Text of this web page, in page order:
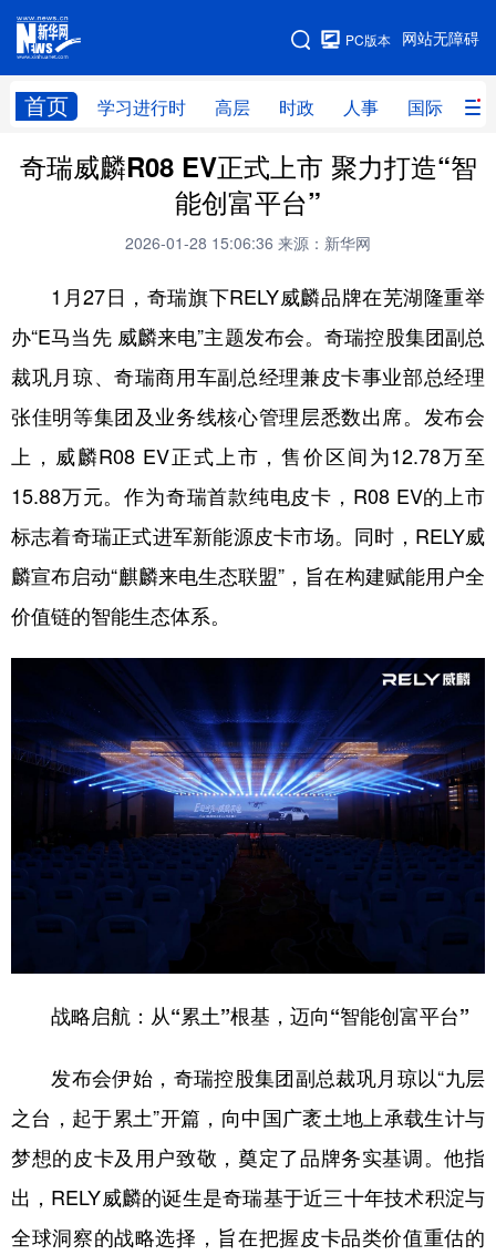
网站无障碍
PC版本
首页 学习进行时 高层 时政 人事 国际 财
网站地图
学习进行时 高层 时政 人事
财经 网评
科技 科创 量子 体育
文化 健康 军事
法律 中央文件 金融
食品 人居 信息化 数字经济
学术中国 乡村振兴 银龄 溯源中国
城市 旅游 能源 会展
彩票 娱乐
上市公司
文化产业
地方频道
北京 天津 河北
辽宁 上海 江苏
安徽 江西
四川 贵州 云南 西藏
奇瑞威麟R08 EV正式上市 聚力打造“智
能创富平台”
2026-01-28 15:06:36 来源：新华网
1月27日，奇瑞旗下RELY威麟品牌在芜湖隆重举
办“E马当先 威麟来电”主题发布会。奇瑞控股集团副总
裁巩月琼、奇瑞商用车副总经理兼皮卡事业部总经理
张佳明等集团及业务线核心管理层悉数出席。发布会
上，威麟R08 EV正式上市，售价区间为12.78万至
15.88万元。作为奇瑞首款纯电皮卡，R08 EV的上市
标志着奇瑞正式进军新能源皮卡市场。同时，RELY威
麟宣布启动“麒麟来电生态联盟”，旨在构建赋能用户全
价值链的智能生态体系。
战略启航：从“累土”根基，迈向“智能创富平台”
发布会伊始，奇瑞控股集团副总裁巩月琼以“九层
之台，起于累土”开篇，向中国广袤土地上承载生计与
梦想的皮卡及用户致敬，奠定了品牌务实基调。他指
出，RELY威麟的诞生是奇瑞基于近三十年技术积淀与
全球洞察的战略选择，旨在把握皮卡品类价值重估的